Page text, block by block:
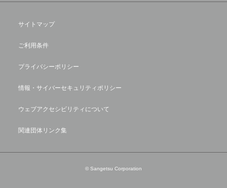
サイトマップ
ご利用条件
プライバシーポリシー
情報・サイバーセキュリティポリシー
ウェブアクセシビリティについて
関連団体リンク集
© Sangetsu Corporation